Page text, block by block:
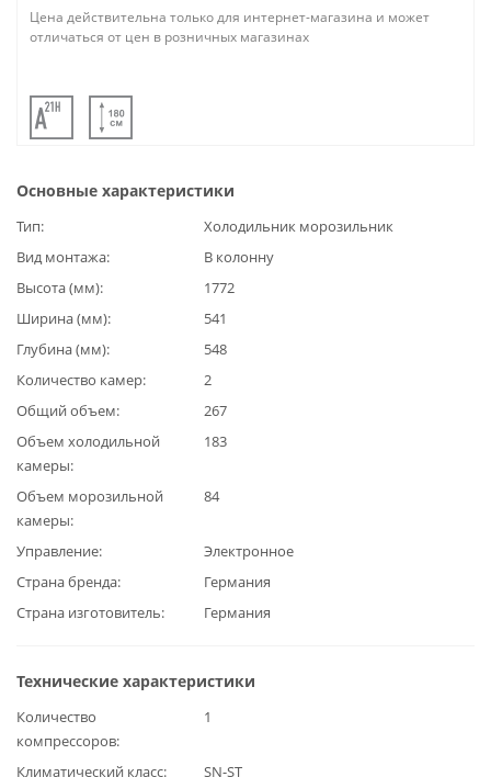
Цена действительна только для интернет-магазина и может
отличаться от цен в розничных магазинах
Основные характеристики
Тип
Холодильник морозильник
Вид монтажа
В колонну
Высота (мм)
1772
Ширина (мм)
541
Глубина (мм)
548
Количество камер
2
Общий объем
267
Объем холодильной
камеры
183
Объем морозильной
камеры
84
Управление
Электронное
Страна бренда
Германия
Страна изготовитель
Германия
Технические характеристики
Количество
компрессоров
1
Климатический класс
SN-ST